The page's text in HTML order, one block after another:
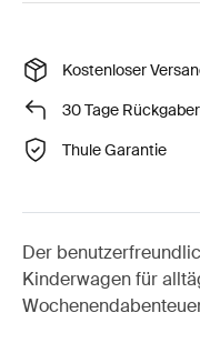
Kostenloser
30 Tage
Thule Garantie
Der
Kinderwagen für